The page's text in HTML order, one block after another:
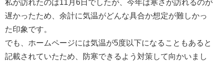
私が訪れたのは11月6日でしたが、今年は寒さが訪れるのが
遅かったため、余計に気温がどんな具合か想定が難しかっ
た印象です。
でも、ホームページには気温が5度以下になることもあると
記載されていたため、防寒できるよう対策して向かいまし